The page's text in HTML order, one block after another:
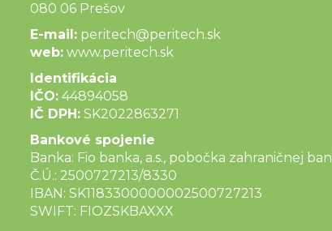
080 06 Prešov
E-mail: peritech@peritech.sk
web: www.peritech.sk
Identifikácia
IČO: 44894058
IČ DPH: SK2022863271
Bankové spojenie
Banka: Fio banka, a.s., pobočka zahraničnej
Č.Ú.: 2500727213/8330
IBAN: SK1183300000002500727213
SWIFT: FIOZSKBAXXX